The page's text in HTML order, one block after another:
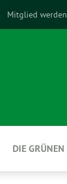
Mitglied werden
DIE GRÜNEN